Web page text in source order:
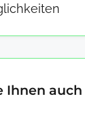
Ihnen auch